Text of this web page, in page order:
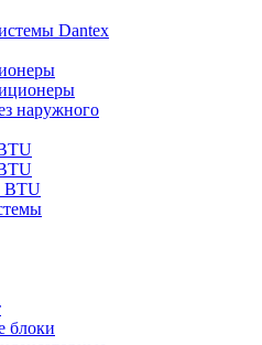
Dantex
наружного
BTU
блоки